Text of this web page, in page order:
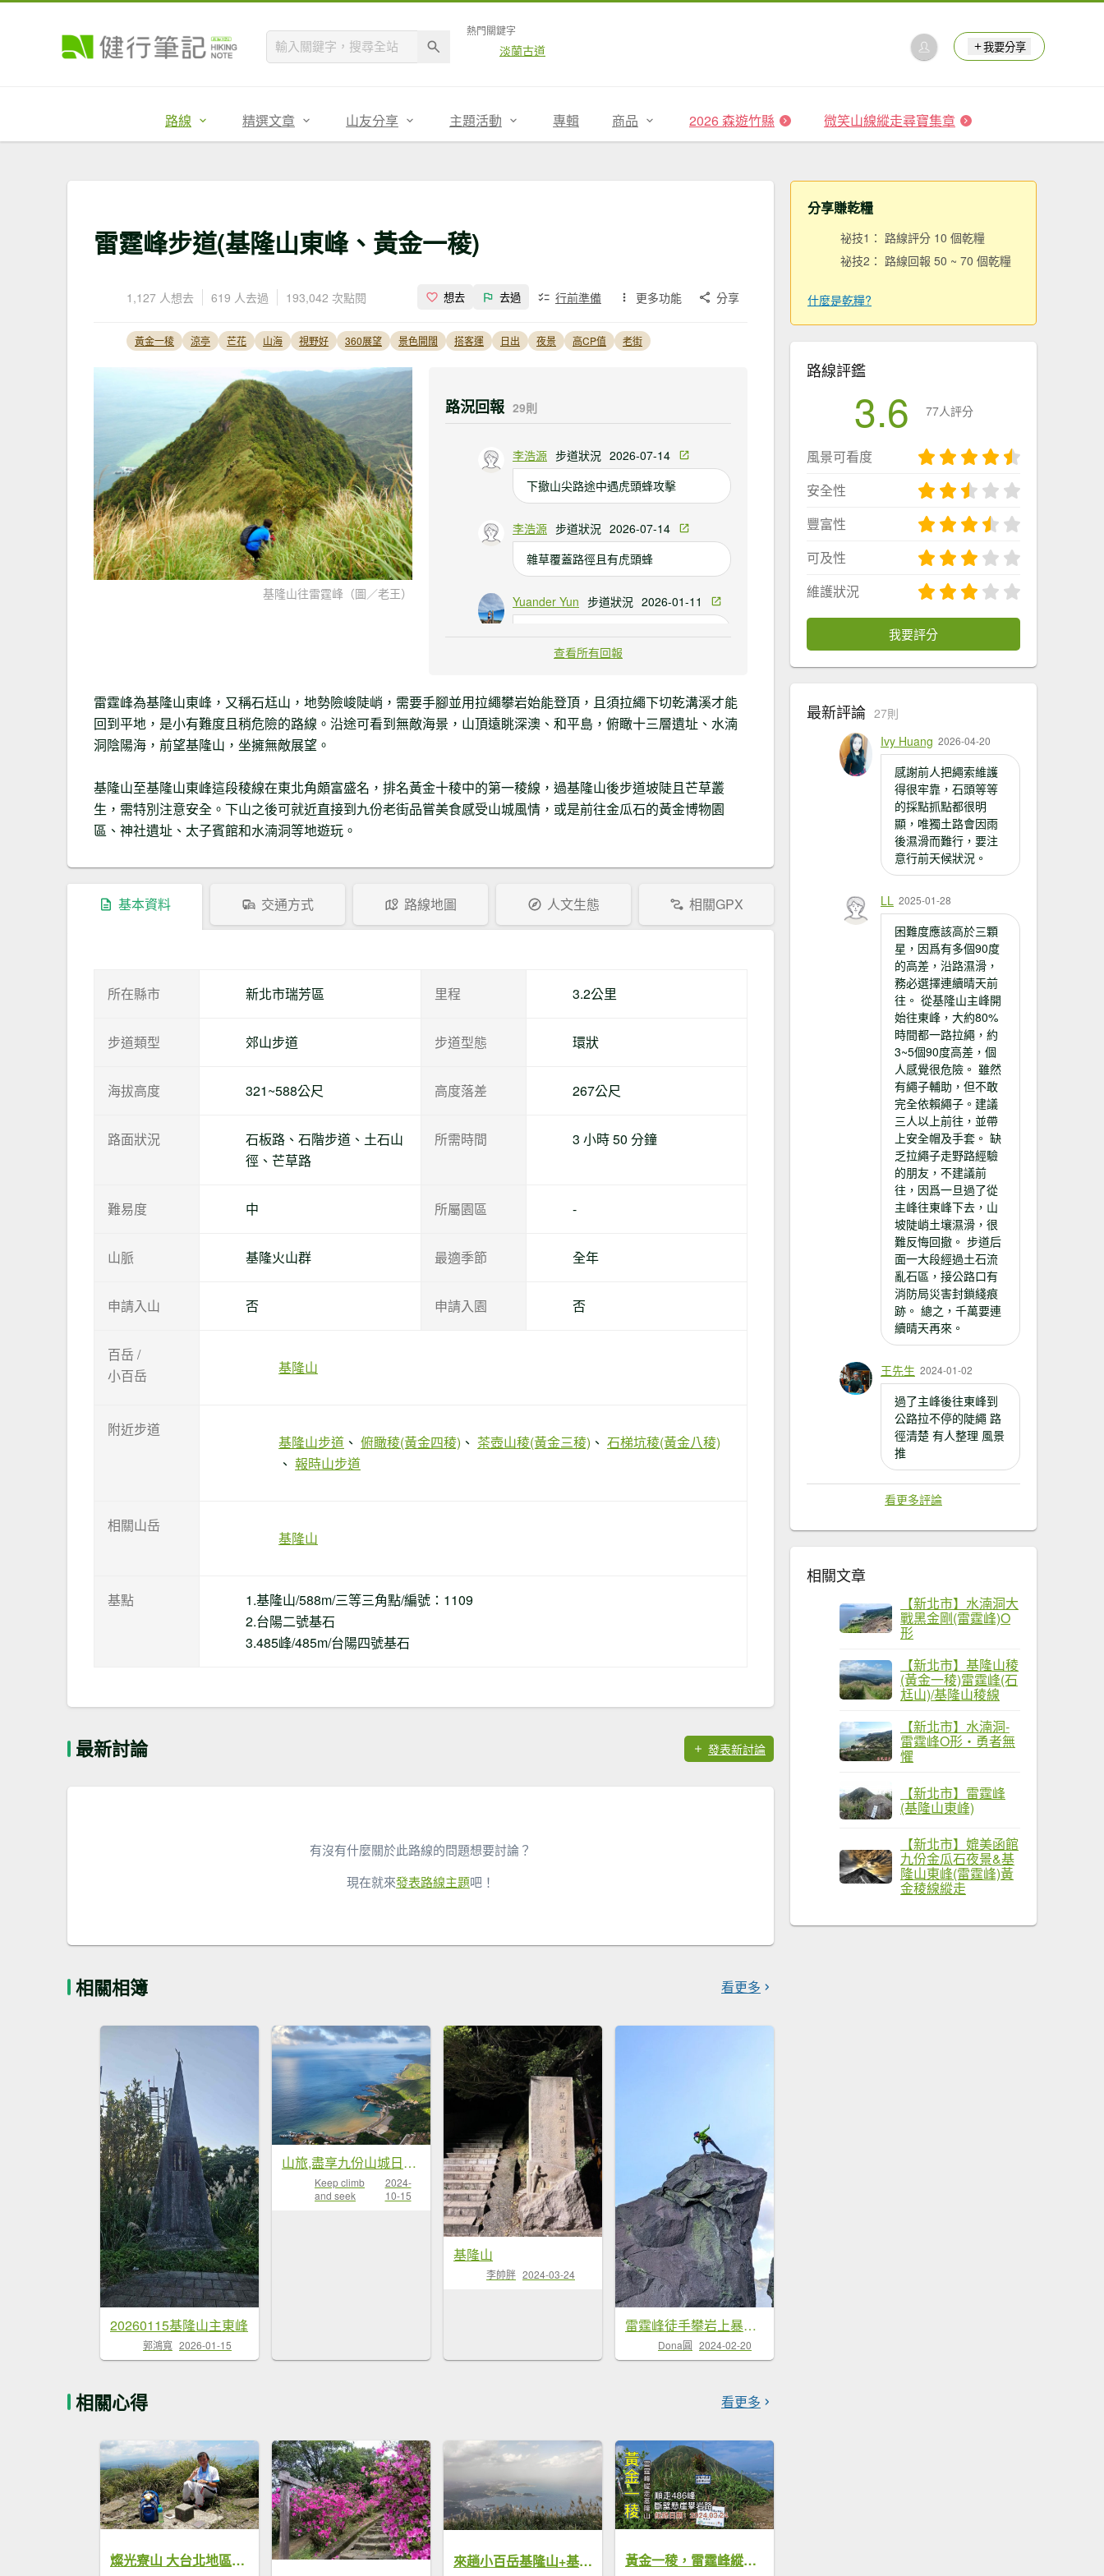
熱門關鍵字
淡蘭古道 我要分享
路線 精選文章 山友分享 主題活動 專輯 商品 2026 森遊竹縣 微笑山線縱走尋寶集章
雷霆峰步道(基隆山東峰、黃金一稜)
1,127 人想去 619 人去過 193,042 次點閱 想去 去過 行前準備 更多功能 分享
黃金一稜 涼亭 芒花 山海 視野好 360展望 景色開闊 搭客運 日出 夜景 高CP值 老街
基隆山往雷霆峰（圖／老王）
路況回報 29則
李浩源 步道狀況 2026-07-14
下撤山尖路途中遇虎頭蜂攻擊
李浩源 步道狀況 2026-07-14
雜草覆蓋路徑且有虎頭蜂
Yuander Yun 步道狀況 2026-01-11
陡，雖然有拉繩，但是跨距大，路面
查看所有回報
雷霆峰為基隆山東峰，又稱石尪山，地勢險峻陡峭，需要手腳並用拉繩攀岩始能登頂，且須拉繩下切乾溝溪才能
回到平地，是小有難度且稍危險的路線。沿途可看到無敵海景，山頂遠眺深澳、和平島，俯瞰十三層遺址、水湳
洞陰陽海，前望基隆山，坐擁無敵展望。
基隆山至基隆山東峰這段稜線在東北角頗富盛名，排名黃金十稜中的第一稜線，過基隆山後步道坡陡且芒草叢
生，需特別注意安全。下山之後可就近直接到九份老街品嘗美食感受山城風情，或是前往金瓜石的黃金博物園
區、神社遺址、太子賓館和水湳洞等地遊玩。
基本資料 交通方式 路線地圖 人文生態 相關GPX
所在縣市 新北市瑞芳區 里程 3.2公里
步道類型 郊山步道 步道型態 環狀
海拔高度 321~588公尺 高度落差 267公尺
路面狀況
石板路、石階步道、土石山
徑、芒草路
所需時間 3 小時 50 分鐘
難易度 中 所屬園區 -
山脈 基隆火山群 最適季節 全年
申請入山 否 申請入園 否
百岳 /
小百岳
基隆山
附近步道
基隆山步道 俯瞰稜(黃金四稜) 茶壺山稜(黃金三稜)
石梯坑稜(黃金八稜)
報時山步道
相關山岳
基隆山
基點
1.基隆山/588m/三等三角點/編號：1109
2.台陽二號基石
3.485峰/485m/台陽四號基石
最新討論 發表新討論
有沒有什麼關於此路線的問題想要討論？
現在就來發表路線主題吧！
相關相簿 看更多
20260115基隆山主東峰
郭鴻寬 2026-01-15
山旅,盡享九份山城日夜之美(基隆山、雷霆峰)
Keep climb
and seek
2024-
10-15
基隆山
李帥胖 2024-03-24
雷霆峰徒手攀岩上暴龍岩(小雞岩)頂
Dona圓 2024-02-20
相關心得 看更多
燦光寮山 大台北地區一等三角點 視野💯黃金十五稜 尋找草山雷達站 來趟小百岳基隆山+基隆美食之旅 黃金一稜，雷霆峰縱走基隆山,順登基隆山東峰、486峰,斷壁懸崖攀岩路徑
分享賺乾糧
祕技1： 路線評分 10 個乾糧
祕技2： 路線回報 50 ~ 70 個乾糧
什麼是乾糧?
路線評鑑
3.6 77人評分
風景可看度
安全性
豐富性
可及性
維護狀況
我要評分
最新評論 27則
Ivy Huang 2026-04-20
感謝前人把繩索維護
得很牢靠，石頭等等
的採點抓點都很明
顯，唯獨土路會因雨
後濕滑而難行，要注
意行前天候狀況。
LL 2025-01-28
困難度應該高於三顆
星，因爲有多個90度
的高差，沿路濕滑，
務必選擇連續晴天前
往。 從基隆山主峰開
始往東峰，大約80%
時間都一路拉繩，約
3~5個90度高差，個
人感覺很危險。 雖然
有繩子輔助，但不敢
完全依賴繩子。建議
三人以上前往，並帶
上安全帽及手套。 缺
乏拉繩子走野路經驗
的朋友，不建議前
往，因爲一旦過了從
主峰往東峰下去，山
坡陡峭土壤濕滑，很
難反悔回撤。 步道后
面一大段經過土石流
亂石區，接公路口有
消防局災害封鎖綫痕
跡。 總之，千萬要連
續晴天再來。
王先生 2024-01-02
過了主峰後往東峰到
公路拉不停的陡繩 路
徑清楚 有人整理 風景
推
看更多評論
相關文章
【新北市】水湳洞大
戰黑金剛(雷霆峰)O
形
【新北市】基隆山稜
(黃金一稜)雷霆峰(石
尪山)/基隆山稜線
【新北市】水湳洞-
雷霆峰O形‧勇者無
懼
【新北市】雷霆峰
(基隆山東峰)
【新北市】媲美函館
九份金瓜石夜景&基
隆山東峰(雷霆峰)黃
金稜線縱走